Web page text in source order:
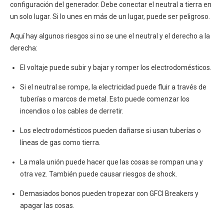
configuración del generador. Debe conectar el neutral a tierra en
un solo lugar. Si lo unes en más de un lugar, puede ser peligroso.
Aquí hay algunos riesgos si no se une el neutral y el derecho a la
derecha:
El voltaje puede subir y bajar y romper los electrodomésticos.
Si el neutral se rompe, la electricidad puede fluir a través de
tuberías o marcos de metal. Esto puede comenzar los
incendios o los cables de derretir.
Los electrodomésticos pueden dañarse si usan tuberías o
líneas de gas como tierra.
La mala unión puede hacer que las cosas se rompan una y
otra vez. También puede causar riesgos de shock.
Demasiados bonos pueden tropezar con GFCI Breakers y
apagar las cosas.